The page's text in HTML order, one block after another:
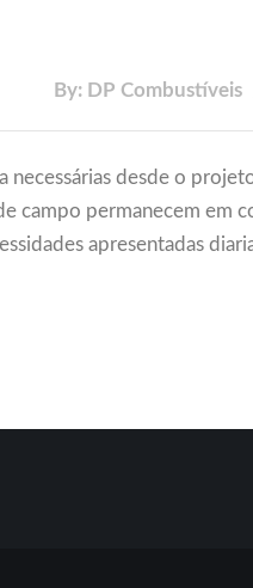
By: DP Combustíveis
necessárias desde o
campo permanecem em
apresentadas